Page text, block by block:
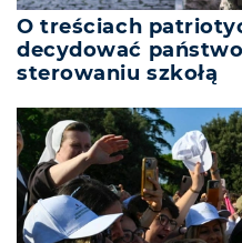
O treściach
decydować
sterowaniu szkołą